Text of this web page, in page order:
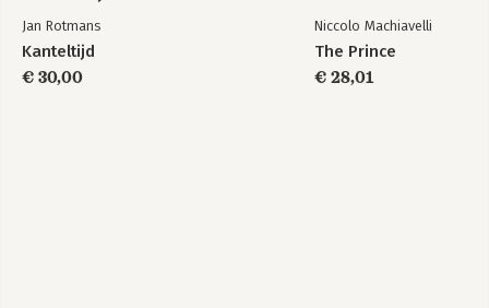
Jan Rotmans
Kanteltijd
€ 30,00
Niccolo Machiavelli
The Prince
€ 28,01